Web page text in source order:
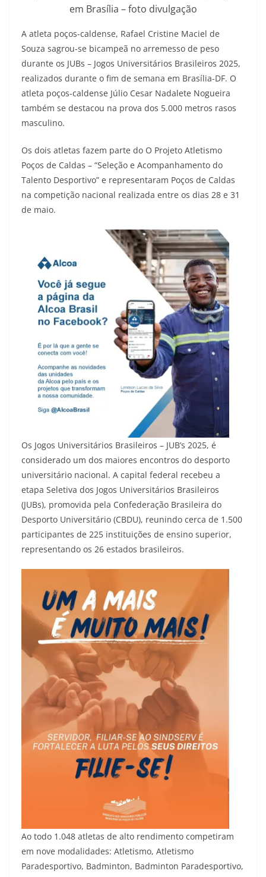
em Brasília – foto divulgação
A atleta poços-caldense, Rafael Cristine Maciel de
Souza sagrou-se bicampeã no arremesso de peso
durante os JUBs – Jogos Universitários Brasileiros 2025,
realizados durante o fim de semana em Brasília-DF. O
atleta poços-caldense Júlio Cesar Nadalete Nogueira
também se destacou na prova dos 5.000 metros rasos
masculino.
Os dois atletas fazem parte do O Projeto Atletismo
Poços de Caldas – “Seleção e Acompanhamento do
Talento Desportivo” e representaram Poços de Caldas
na competição nacional realizada entre os dias 28 e 31
de maio.
Os Jogos Universitários Brasileiros – JUB’s 2025, é
considerado um dos maiores encontros do desporto
universitário nacional. A capital federal recebeu a
etapa Seletiva dos Jogos Universitários Brasileiros
(JUBs), promovida pela Confederação Brasileira do
Desporto Universitário (CBDU), reunindo cerca de 1.500
participantes de 225 instituições de ensino superior,
representando os 26 estados brasileiros.
Ao todo 1.048 atletas de alto rendimento competiram
em nove modalidades: Atletismo, Atletismo
Paradesportivo, Badminton, Badminton Paradesportivo,